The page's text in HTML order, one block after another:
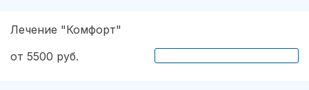
Лечение "Комфорт"
от 5500 руб.